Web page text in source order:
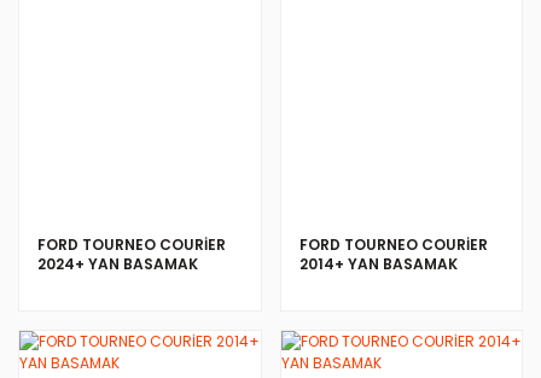
FORD TOURNEO COURİER
2024+ YAN BASAMAK
FORD TOURNEO COURİER
2014+ YAN BASAMAK